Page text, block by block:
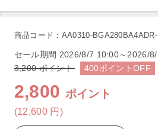
商品コード：AA0310-
セール期間 2026/8/7 10:00～2026/
3,200ポイント 400ポイントOFF
2,800 ポイント
(12,600 円 )